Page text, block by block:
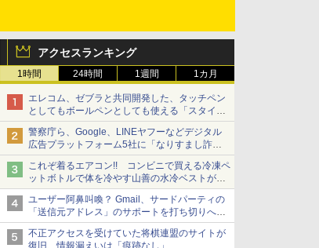
アクセスランキング
1時間 24時間 1週間 1カ月
エレコム、ゼブラと共同開発した、タッチペン
としてもボールペンとしても使える「スタイラ
スツーウェイ」発売 iPadにも紙にも、持ち替
えずに書き込める
警察庁ら、Google、LINEヤフーなどデジタル
広告プラットフォーム5社に「なりすまし詐欺
広告」対策強化を要請 著名人の写真や映像を
使った投資詐欺などへの対策として
これぞ着るエアコン!! コンビニで買える冷凍ペ
ットボトルで体を冷やす山善の水冷ベストがロ
ードバイクにちょうどいい【ぼっち・ざ・ろー
ど！その14】【空いた時間でなにしてる？】
ユーザー阿鼻叫喚？ Gmail、サードパーティの
「送信元アドレス」のサポートを打ち切りへ
【やじうまWatch】
不正アクセスを受けていた将棋連盟のサイトが
復旧、情報漏えいは「痕跡なし」